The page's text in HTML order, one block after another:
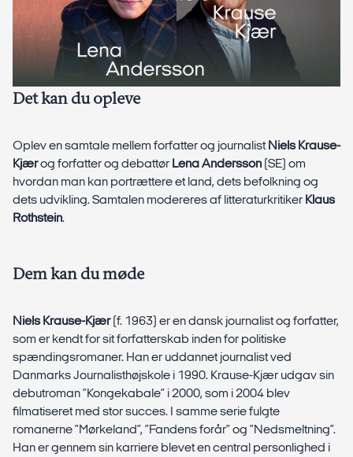
Det kan du opleve
Oplev en samtale mellem forfatter og journalist Niels Krause-
Kjærog forfatter og debattør Lena Andersson (SE) om
hvordan man kan portrættere et land, dets befolkning og
dets udvikling. Samtalen modereres af litteraturkritiker Klaus
Rothstein.
Dem kan du møde
Niels Krause-Kjær (f. 1963) er en dansk journalist og forfatter,
som er kendt for sit forfatterskab inden for politiske
spændingsromaner. Han er uddannet journalist ved
Danmarks Journalisthøjskole i 1990. Krause-Kjær udgav sin
debutroman ”Kongekabale” i 2000, som i 2004 blev
filmatiseret med stor succes. I samme serie fulgte
romanerne ”Mørkeland”, ”Fandens forår” og ”Nedsmeltning”.
Han er gennem sin karriere blevet en central personlighed i